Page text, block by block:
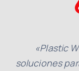
«Plastic
soluciones